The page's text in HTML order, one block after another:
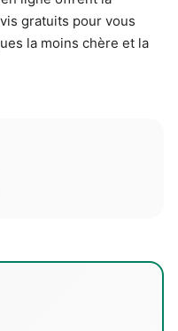
gratuits pour vous
la moins chère et la